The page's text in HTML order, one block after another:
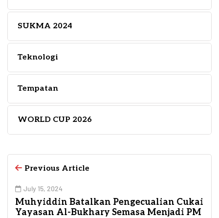
SUKMA 2024
Teknologi
Tempatan
WORLD CUP 2026
Previous Article
July 15, 2024
Muhyiddin Batalkan Pengecualian Cukai
Yayasan Al-Bukhary Semasa Menjadi PM